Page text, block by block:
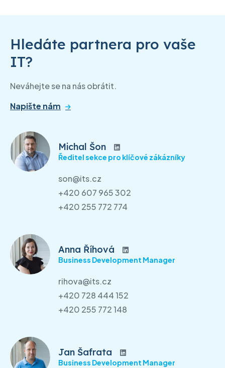
Hledáte partnera pro vaše
IT?
Neváhejte se na nás obrátit.
Napište nám
Michal Šon
Ředitel sekce pro klíčové zákázníky
son@its.cz
+420 607 965 302
+420 255 772 774
Anna Říhová
Business Development Manager
rihova@its.cz
+420 728 444 152
+420 255 772 148
Jan Šafrata
Business Development Manager